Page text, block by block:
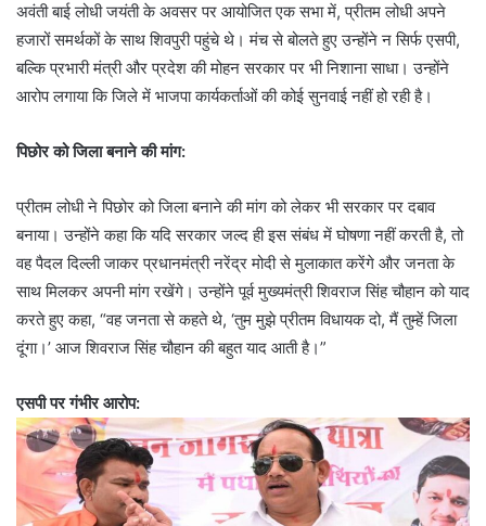
अवंती बाई लोधी जयंती के अवसर पर आयोजित एक सभा में, प्रीतम लोधी अपने
हजारों समर्थकों के साथ शिवपुरी पहुंचे थे। मंच से बोलते हुए उन्होंने न सिर्फ एसपी,
बल्कि प्रभारी मंत्री और प्रदेश की मोहन सरकार पर भी निशाना साधा। उन्होंने
आरोप लगाया कि जिले में भाजपा कार्यकर्ताओं की कोई सुनवाई नहीं हो रही है।
पिछोर को जिला बनाने की मांग:
प्रीतम लोधी ने पिछोर को जिला बनाने की मांग को लेकर भी सरकार पर दबाव
बनाया। उन्होंने कहा कि यदि सरकार जल्द ही इस संबंध में घोषणा नहीं करती है, तो
वह पैदल दिल्ली जाकर प्रधानमंत्री नरेंद्र मोदी से मुलाकात करेंगे और जनता के
साथ मिलकर अपनी मांग रखेंगे। उन्होंने पूर्व मुख्यमंत्री शिवराज सिंह चौहान को याद
करते हुए कहा, “वह जनता से कहते थे, ‘तुम मुझे प्रीतम विधायक दो, मैं तुम्हें जिला
दूंगा।’ आज शिवराज सिंह चौहान की बहुत याद आती है।”
एसपी पर गंभीर आरोप: